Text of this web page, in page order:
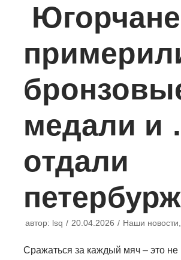
Югорчане
медали и
отдали
автор: lsq 20.04.2026 Наши новости
Сражаться за каждый мяч – это